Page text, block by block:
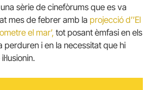
sèrie de cinefòrums que es va
mes de febrer amb la projecció d’’El
el mar’, tot posant èmfasi en els
perduren i en la necessitat que hi